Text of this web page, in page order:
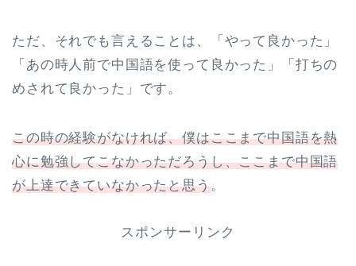
ただ、それでも言えることは、「やって良かった」
「あの時人前で中国語を使って良かった」「打ちの
めされて良かった」です。
この時の経験がなければ、僕はここまで中国語を熱
心に勉強してこなかっただろうし、ここまで中国語
が上達できていなかったと思う。
スポンサーリンク